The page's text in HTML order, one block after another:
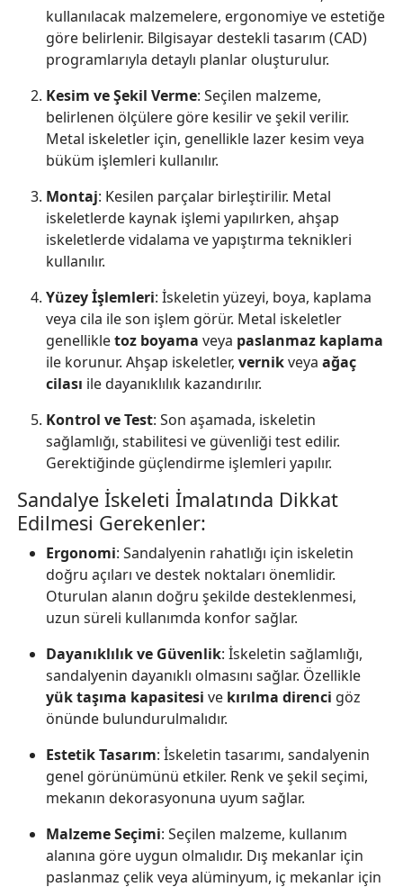
kullanılacak malzemelere, ergonomiye ve estetiğe
göre belirlenir. Bilgisayar destekli tasarım (CAD)
programlarıyla detaylı planlar oluşturulur.
Kesim ve Şekil Verme: Seçilen malzeme,
belirlenen ölçülere göre kesilir ve şekil verilir.
Metal iskeletler için, genellikle lazer kesim veya
büküm işlemleri kullanılır.
Montaj: Kesilen parçalar birleştirilir. Metal
iskeletlerde kaynak işlemi yapılırken, ahşap
iskeletlerde vidalama ve yapıştırma teknikleri
kullanılır.
Yüzey İşlemleri: İskeletin yüzeyi, boya, kaplama
veya cila ile son işlem görür. Metal iskeletler
genellikletoz boyama veya paslanmaz kaplama
ile korunur. Ahşap iskeletler, vernikveya ağaç
cilası ile dayanıklılık kazandırılır.
Kontrol ve Test: Son aşamada, iskeletin
sağlamlığı, stabilitesi ve güvenliği test edilir.
Gerektiğinde güçlendirme işlemleri yapılır.
Sandalye İskeleti İmalatında Dikkat
Edilmesi Gerekenler:
Ergonomi: Sandalyenin rahatlığı için iskeletin
doğru açıları ve destek noktaları önemlidir.
Oturulan alanın doğru şekilde desteklenmesi,
uzun süreli kullanımda konfor sağlar.
Dayanıklılık ve Güvenlik: İskeletin sağlamlığı,
sandalyenin dayanıklı olmasını sağlar. Özellikle
yük taşıma kapasitesi ve kırılma direnci göz
önünde bulundurulmalıdır.
Estetik Tasarım: İskeletin tasarımı, sandalyenin
genel görünümünü etkiler. Renk ve şekil seçimi,
mekanın dekorasyonuna uyum sağlar.
Malzeme Seçimi: Seçilen malzeme, kullanım
alanına göre uygun olmalıdır. Dış mekanlar için
paslanmaz çelik veya alüminyum, iç mekanlar için